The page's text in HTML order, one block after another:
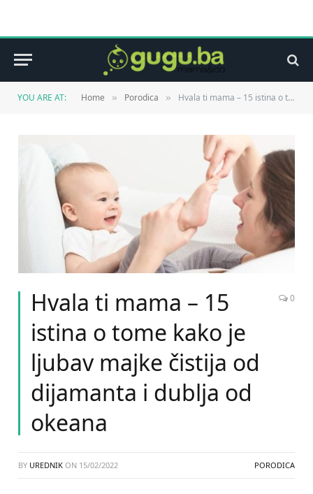
YOU ARE AT: Home » Porodica » Hvala ti mama – 15 istina o tome kako je ljubav majke čistija od dijamanta i dublja od okeana
Hvala ti mama – 15
istina o tome kako je
ljubav majke čistija od
dijamanta i dublja od
okeana
0
BY UREDNIK ON 15/02/2022 PORODICA